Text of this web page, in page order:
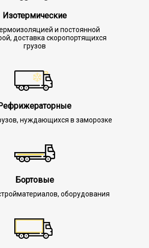
Изотермические
и постоянной
доставка скоропортящихся
грузов
нуждающихся в заморозке
Бортовые
оборудования